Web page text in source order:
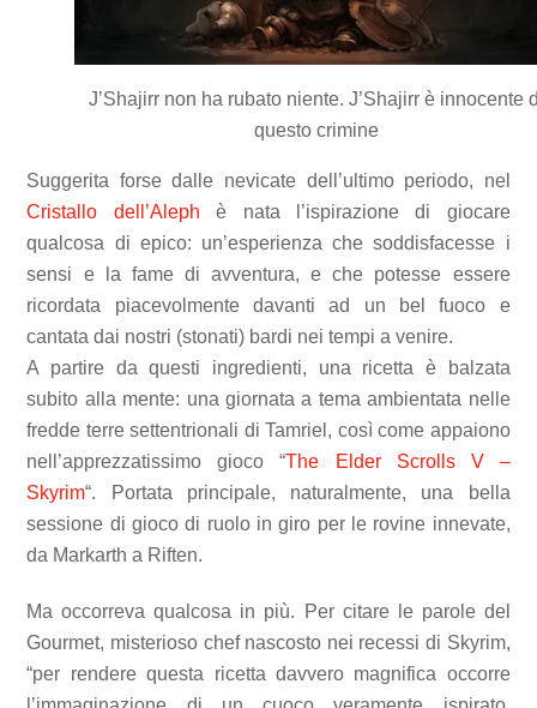
J’Shajirr non ha rubato niente. J’Shajirr è innocente
questo crimine
Suggerita forse dalle nevicate dell’ultimo periodo, nel
Cristallo dell’Aleph è nata l’ispirazione di giocare
qualcosa di epico: un’esperienza che soddisfacesse i
sensi e la fame di avventura, e che potesse essere
ricordata piacevolmente davanti ad un bel fuoco e
cantata dai nostri (stonati) bardi nei tempi a venire.
A partire da questi ingredienti, una ricetta è balzata
subito alla mente: una giornata a tema ambientata nelle
fredde terre settentrionali di Tamriel, così come appaiono
nell’apprezzatissimo gioco “The Elder Scrolls V –
Skyrim“. Portata principale, naturalmente, una bella
sessione di gioco di ruolo in giro per le rovine innevate,
da Markarth a Riften.
Ma occorreva qualcosa in più. Per citare le parole del
Gourmet, misterioso chef nascosto nei recessi di Skyrim,
“per rendere questa ricetta davvero magnifica occorre